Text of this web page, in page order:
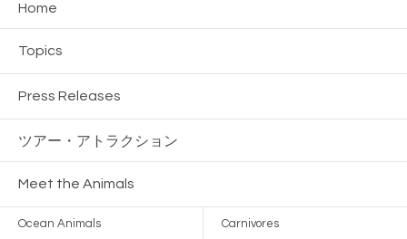
Home
Topics
Press Releases
ツアー・ アトラクション
Meet the Animals
Ocean Animals Carnivores